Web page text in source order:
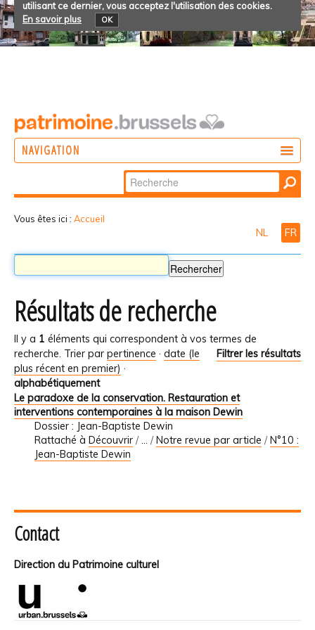
utilisant ce dernier, vous acceptez l'utilisation des cookies.
En savoir plus
OK
NAVIGATION
Chercher par
Recherche
Vous êtes ici : Accueil
NL FR
Résultats de recherche
Il y a 1 éléments qui correspondent à vos termes de
recherche.
Filtrer les résultats
Trier par pertinence · date (le
plus récent en premier) ·
alphabétiquement
Le paradoxe de la conservation. Restauration et
interventions contemporaines à la maison Dewin
Dossier : Jean-Baptiste Dewin
Rattaché à Découvrir /… /Notre revue par article /N°10 :
Jean-Baptiste Dewin
Contact
Direction du Patrimoine culturel